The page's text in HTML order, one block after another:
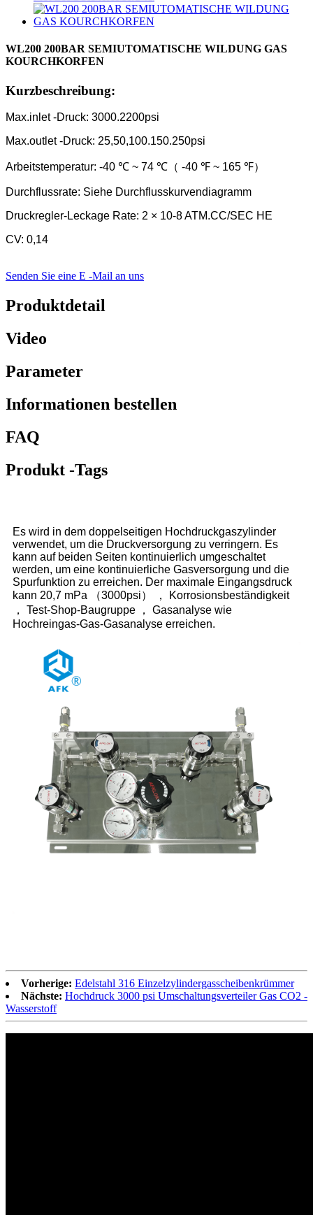
WL200 200BAR SEMIUTOMATISCHE WILDUNG GAS
KOURCHKORFEN
Kurzbeschreibung:
Max.inlet -Druck: 3000.2200psi
Max.outlet -Druck: 25,50,100.150.250psi
Arbeitstemperatur: -40 ℃ ~ 74 ℃（ -40 ℉ ~ 165 ℉）
Durchflussrate: Siehe Durchflusskurvendiagramm
Druckregler-Leckage Rate: 2 × 10-8 ATM.CC/SEC HE
CV: 0,14
Senden Sie eine E -Mail an uns
Produktdetail
Video
Parameter
Informationen bestellen
FAQ
Produkt -Tags
Es wird in dem doppelseitigen Hochdruckgaszylinder
verwendet, um die Druckversorgung zu verringern. Es
kann auf beiden Seiten kontinuierlich umgeschaltet
werden, um eine kontinuierliche Gasversorgung und die
Spurfunktion zu erreichen. Der maximale Eingangsdruck
kann 20,7 mPa （3000psi） ， Korrosionsbeständigkeit
， Test-Shop-Baugruppe ， Gasanalyse wie
Hochreingas-Gas-Gasanalyse erreichen.
Vorherige: Edelstahl 316 Einzelzylindergasscheibenkrümmer
Nächste: Hochdruck 3000 psi Umschaltungsverteiler Gas CO2 -
Wasserstoff